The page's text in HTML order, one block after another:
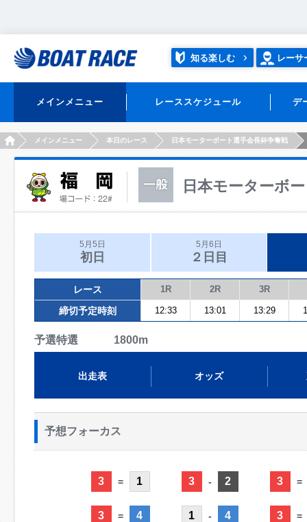
知る楽しむ レーサ
メインメニュー レーススケジュール デ
HOMEメインメニュー 本日のレース 日本モーターボート選手会長杯争奪戦
日本モーターボ
5月5日
初日
5月6日
２日目
レース 1R 2R 3R
締切予定時刻 12:33 13:01 13:29
予選特選 1800m
出走表 オッズ
予想フォーカス
3 = 1
3 = 4
3 - 2
1 - 4
3 =
3 =